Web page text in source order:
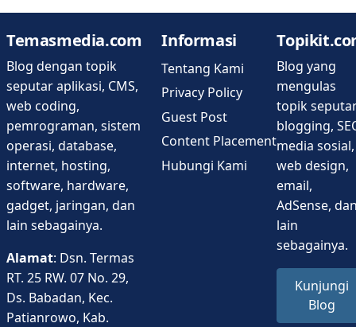
Temasmedia.com
Blog dengan topik
seputar aplikasi, CMS,
web coding,
pemrograman, sistem
operasi, database,
internet, hosting,
software, hardware,
gadget, jaringan, dan
lain sebagainya.
Alamat: Dsn. Termas
RT. 25 RW. 07 No. 29,
Ds. Babadan, Kec.
Patianrowo, Kab.
Informasi
Tentang Kami
Privacy Policy
Guest Post
Content Placement
Hubungi Kami
Blog yang
mengulas
topik
blogging,
media sosial,
web design,
email,
AdSense,
lain
sebagainya.
Kunjungi
Blog